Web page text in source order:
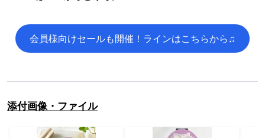
会員様向けセールも開催！ラインはこちらから♫
添付画像・ファイル